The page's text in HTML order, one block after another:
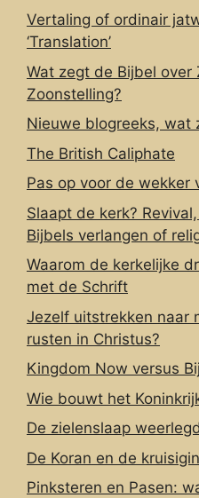
Vertaling of ordinair
‘Translation’
Wat zegt de Bijbel over
Zoonstelling?
Nieuwe blogreeks, wat
The British Caliphate
Pas op voor de wekker
Slaapt de kerk?
Bijbels verlangen of
Waarom de kerkelijke
met de Schrift
Jezelf uitstrekken naar
rusten in Christus?
Kingdom Now versus
Wie bouwt het
De zielenslaap
De Koran en de
Pinksteren en Pasen: